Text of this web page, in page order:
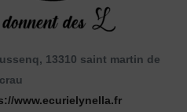
13310 saint martin de
crau
www.ecurielynella.fr